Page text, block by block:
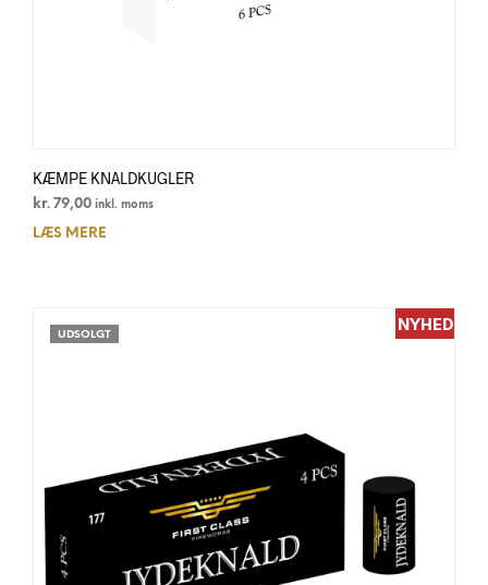
KÆMPE KNALDKUGLER
kr. 79,00 inkl. moms
LÆS MERE
NYHED
UDSOLGT